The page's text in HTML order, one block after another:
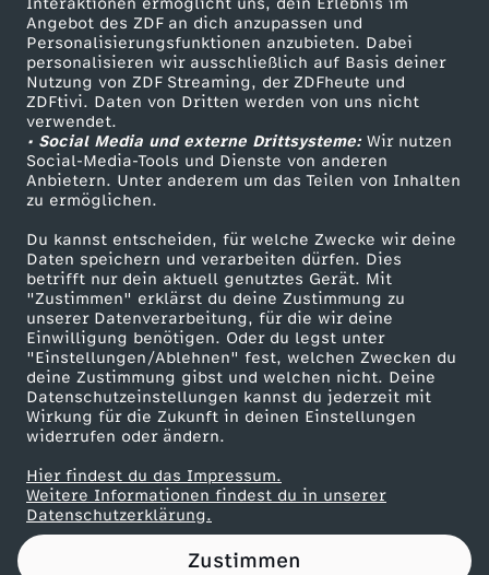
Interaktionen ermöglicht uns, dein Erlebnis im
Angebot des ZDF an dich anzupassen und
Personalisierungsfunktionen anzubieten. Dabei
personalisieren wir ausschließlich auf Basis deiner
Nutzung von ZDF Streaming, der ZDFheute und
ZDFtivi. Daten von Dritten werden von uns nicht
verwendet.
• Social Media und externe Drittsysteme:Wir nutzen
Social-Media-Tools und Dienste von anderen
Anbietern. Unter anderem um das Teilen von Inhalten
zu ermöglichen.
Du kannst entscheiden, für welche Zwecke wir deine
Daten speichern und verarbeiten dürfen. Dies
betrifft nur dein aktuell genutztes Gerät. Mit
"Zustimmen" erklärst du deine Zustimmung zu
unserer Datenverarbeitung, für die wir deine
Einwilligung benötigen. Oder du legst unter
"Einstellungen/Ablehnen" fest, welchen Zwecken du
deine Zustimmung gibst und welchen nicht. Deine
Datenschutzeinstellungen kannst du jederzeit mit
Wirkung für die Zukunft in deinen Einstellungen
widerrufen oder ändern.
Hier findest du das Impressum.
Weitere Informationen findest du in unserer
Datenschutzerklärung.
Zustimmen
e
n
h
a
l
t
u
n
d
d
a
TV-Programm
ZDF Unternehmen
Karriere
ZDF goes Schule
Werbefernsehen
Mainzelmännchen
Partner